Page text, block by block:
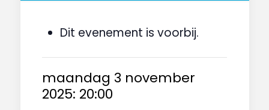
Dit evenement is voorbij.
maandag 3 november
2025: 20:00